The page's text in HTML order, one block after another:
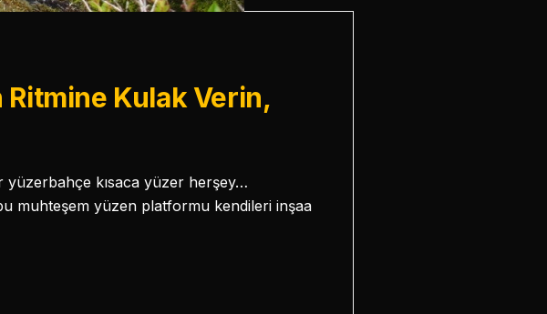
Kulak Verin,
yüzerbahçe kısaca yüzer herşey…
muhteşem yüzen platformu kendileri inşaa